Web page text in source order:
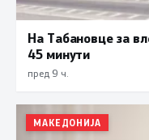
На Табановце за
45 минути
пред 9 ч.
МАКЕДОНИЈА